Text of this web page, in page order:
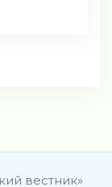
вестник»